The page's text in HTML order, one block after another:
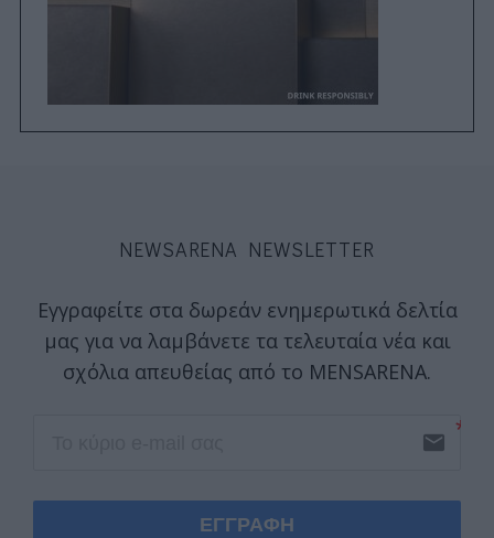
NEWSARENA NEWSLETTER
Εγγραφείτε στα δωρεάν ενημερωτικά δελτία
μας για να λαμβάνετε τα τελευταία νέα και
σχόλια απευθείας από το MENSARENA.
email
ΕΓΓΡΑΦΗ